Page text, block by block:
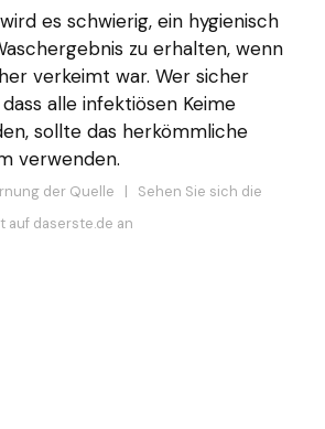
es schwierig, ein hygienisch
zu erhalten, wenn
verkeimt war. Wer sicher
alle infektiösen Keime
sollte das herkömmliche
verwenden.
der Quelle | Sehen Sie sich die
daserste.de an